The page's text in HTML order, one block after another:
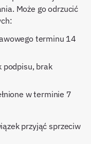
Może go odrzucić
terminu 14
podpisu, brak
w terminie 7
przyjąć sprzeciw